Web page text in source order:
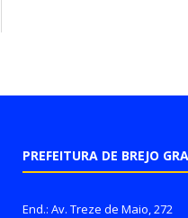
PREFEITURA DE BREJO
End.: Av. Treze de Maio, 272